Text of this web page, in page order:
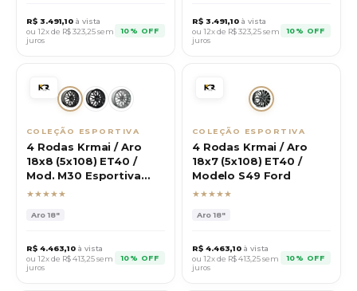
R$ 3.491,10 à vista
ou 12x de R$323,25sem
juros
10% OFF
R$ 3.491,10 à vista
ou 12x de R$323,25sem
juros
10% OFF
COLEÇÃO ESPORTIVA
4 Rodas Krmai / Aro
18x8 (5x108) ET40 /
Mod. M30 Esportiva
Ford
★★★★★
Aro18"
R$ 4.463,10 à vista
ou 12x de R$413,25sem
juros
10% OFF
COLEÇÃO ESPORTIVA
4 Rodas Krmai / Aro
18x7 (5x108) ET40 /
Modelo S49 Ford
★★★★★
Aro18"
R$ 4.463,10 à vista
ou 12x de R$413,25sem
juros
10% OFF